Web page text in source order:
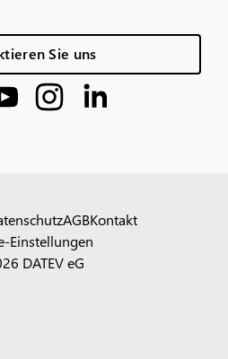
Sie uns
DATEV eG
AGBKontakt
Einstellungen